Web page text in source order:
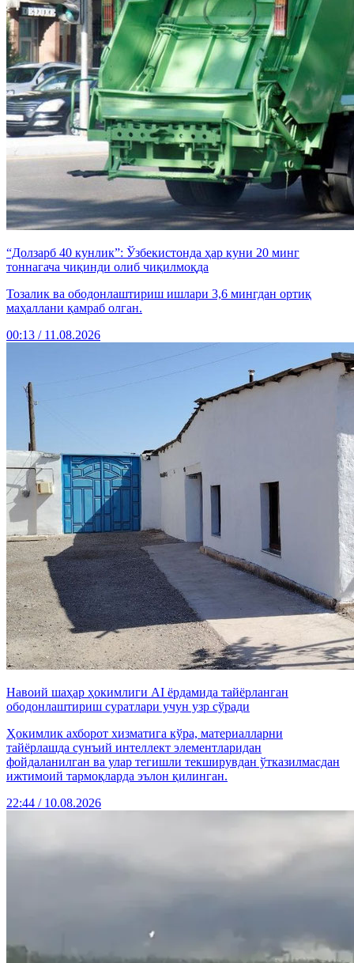
“Долзарб 40 кунлик”: Ўзбекистонда ҳар куни 20 минг
тоннагача чиқинди олиб чиқилмоқда
Тозалик ва ободонлаштириш ишлари 3,6 мингдан ортиқ
маҳаллани қамраб олган.
00:13 / 11.08.2026
Навоий шаҳaр ҳокимлиги АI ёрдамида тайёрланган
ободонлаштириш суратлари учун узр сўради
Ҳокимлик ахборот хизматига кўра, материалларни
тайёрлашда сунъий интеллект элементларидан
фойдаланилган ва улар тегишли текширувдан ўтказилмасдан
ижтимоий тармоқларда эълон қилинган.
22:44 / 10.08.2026